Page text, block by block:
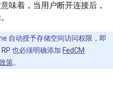
味着，当用户断开连接后，
自动授予存储空间访问权限，即
也必须明确添加 FedCM
策。